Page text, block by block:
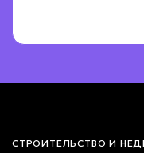
СТРОИТЕЛЬСТВО И